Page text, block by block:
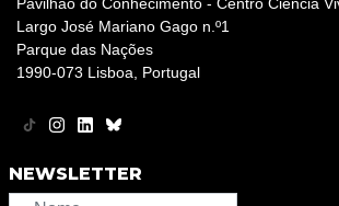
Largo José Mariano Gago n.º1
Parque das Nações
1990-073 Lisboa, Portugal
NEWSLETTER